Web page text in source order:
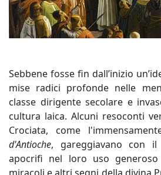
Sebbene fosse fin dall’inizio
mise radici profonde nelle
classe dirigente secolare e
cultura laica. Alcuni resoconti
Crociata, come
d'Antioche, gareggiavano con
apocrifi nel loro uso